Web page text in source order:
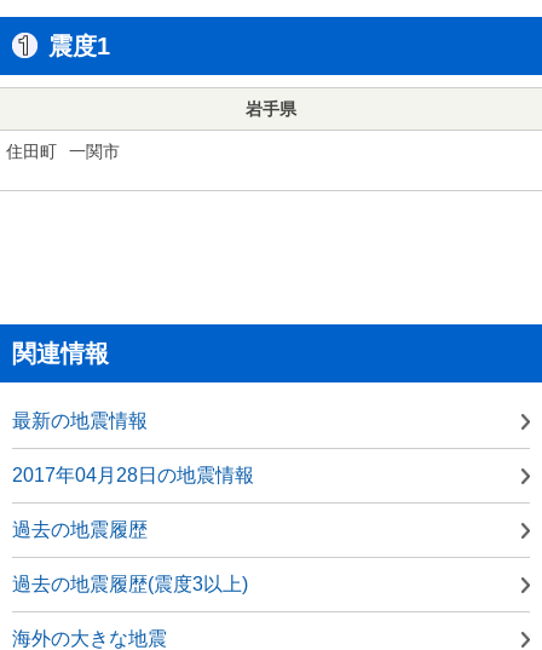
震度1
岩手県
住田町 一関市
関連情報
最新の地震情報
2017年04月28日の地震情報
過去の地震履歴
過去の地震履歴(震度3以上)
海外の大きな地震